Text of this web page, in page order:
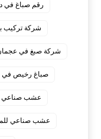
رقم صباغ في
شركة تركيب
شركة صبغ في
صباغ رخيص في
عشب صناعي
عشب صناعي